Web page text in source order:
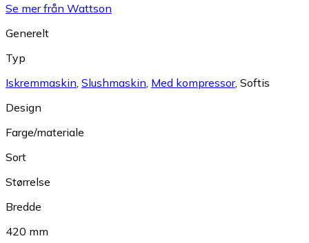
Se mer från Wattson
Generelt
Typ
Iskremmaskin Slushmaskin Med kompressor, Softis
Design
Farge/materiale
Sort
Størrelse
Bredde
420 mm